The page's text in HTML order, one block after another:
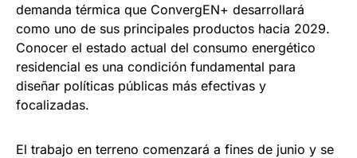
demanda térmica que ConvergEN+ desarrollará
como uno de sus principales productos hacia 2029.
Conocer el estado actual del consumo energético
residencial es una condición fundamental para
diseñar políticas públicas más efectivas y
focalizadas.
El trabajo en terreno comenzará a fines de junio y se